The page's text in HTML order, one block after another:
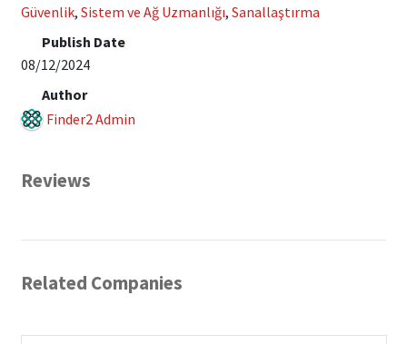
Güvenlik, Sistem ve Ağ Uzmanlığı, Sanallaştırma
Publish Date
08/12/2024
Author
Finder2 Admin
Reviews
Related Companies